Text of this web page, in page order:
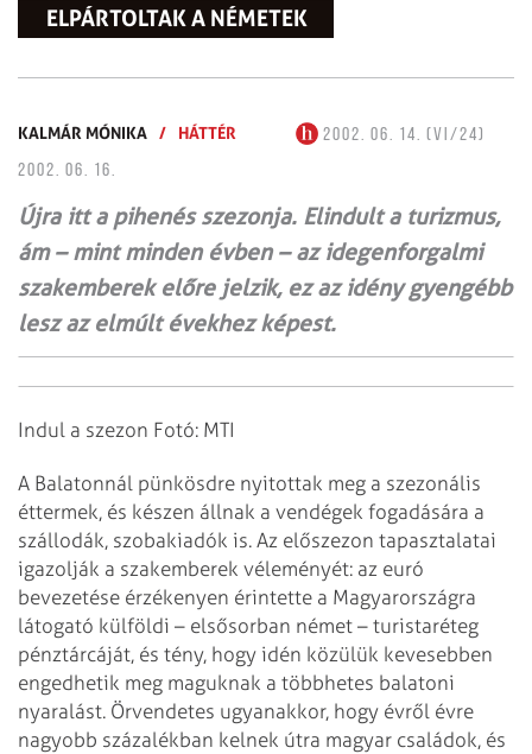
ELPÁRTOLTAK A NÉMETEK
KALMÁR MÓNIKA / HÁTTÉR
2002. 06. 14. (VI/24)
2002. 06. 16.
Újra itt a pihenés szezonja. Elindult a turizmus,
ám – mint minden évben – az idegenforgalmi
szakemberek előre jelzik, ez az idény gyengébb
lesz az elmúlt évekhez képest.
Indul a szezon Fotó: MTI
A Balatonnál pünkösdre nyitottak meg a szezonális
éttermek, és készen állnak a vendégek fogadására a
szállodák, szobakiadók is. Az előszezon tapasztalatai
igazolják a szakemberek véleményét: az euró
bevezetése érzékenyen érintette a Magyarországra
látogató külföldi – elsősorban német – turistaréteg
pénztárcáját, és tény, hogy idén közülük kevesebben
engedhetik meg maguknak a többhetes balatoni
nyaralást. Örvendetes ugyanakkor, hogy évről évre
nagyobb százalékban kelnek útra magyar családok, és